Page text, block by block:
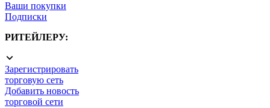
Ваши покупки
Подписки
РИТЕЙЛЕРУ:
Зарегистрировать
торговую сеть
Добавить новость
торговой сети